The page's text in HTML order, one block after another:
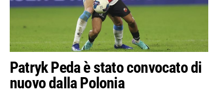
Patryk Peda è stato convocato di
nuovo dalla Polonia